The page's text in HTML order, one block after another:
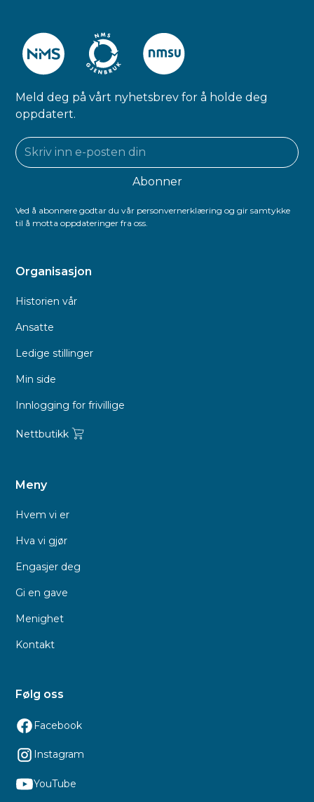
Meld deg på vårt nyhetsbrev for å holde deg
oppdatert.
Ved å abonnere godtar du vår personvernerklæring og gir samtykke
til å motta oppdateringer fra oss.
Organisasjon
Historien vår
Ansatte
Ledige stillinger
Min side
Innlogging for frivillige
Nettbutikk
Meny
Hvem vi er
Hva vi gjør
Engasjer deg
Gi en gave
Menighet
Kontakt
Følg oss
Facebook
Instagram
YouTube